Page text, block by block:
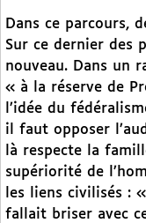
Dans ce parcours,
Sur ce dernier des
nouveau. Dans un
« à la réserve de
l’idée du
il faut opposer
là respecte la
supériorité de
les liens civilisés :
fallait briser avec